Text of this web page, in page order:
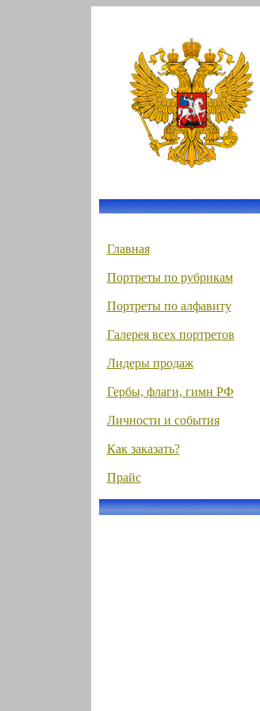
Главная
Портреты по рубрикам
Портреты по алфавиту
Галерея всех портретов
Лидеры продаж
Гербы, флаги, гимн РФ
Личности и события
Как заказать?
Прайс